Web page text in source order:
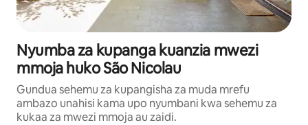
Nyumba za kupanga kuanzia mwezi
mmoja huko São Nicolau
Gundua sehemu za kupangisha za muda mrefu
ambazo unahisi kama upo nyumbani kwa sehemu za
kukaa za mwezi mmoja au zaidi.